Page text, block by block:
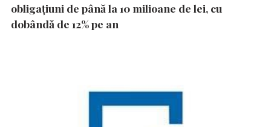
obligațiuni de până la 10 milioane de lei, cu
dobândă de 12% pe an